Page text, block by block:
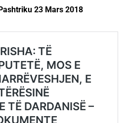
23 Mars 2018